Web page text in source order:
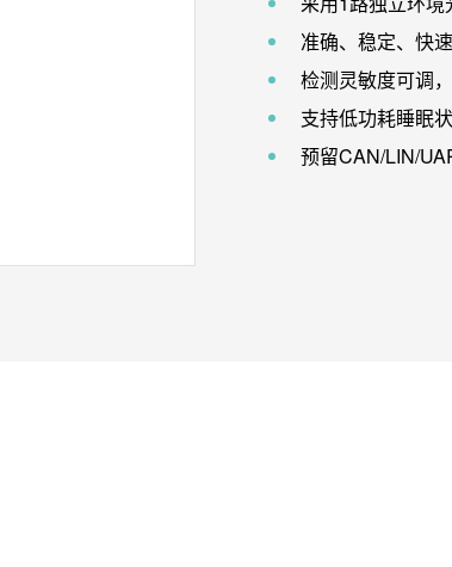
准确、稳定、快
检测灵敏度可调
支持低功耗睡眠
预留CAN/LIN/